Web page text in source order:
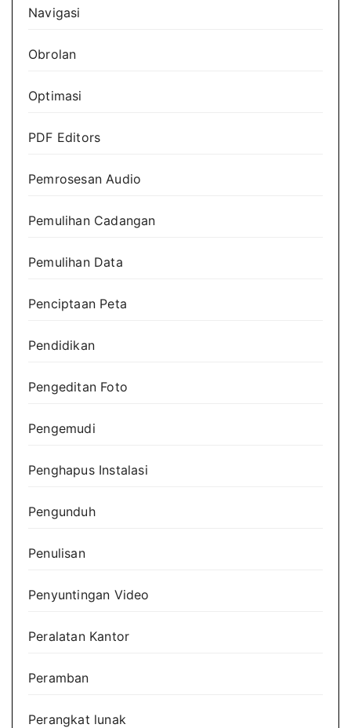
Navigasi
Obrolan
Optimasi
PDF Editors
Pemrosesan Audio
Pemulihan Cadangan
Pemulihan Data
Penciptaan Peta
Pendidikan
Pengeditan Foto
Pengemudi
Penghapus Instalasi
Pengunduh
Penulisan
Penyuntingan Video
Peralatan Kantor
Peramban
Perangkat lunak